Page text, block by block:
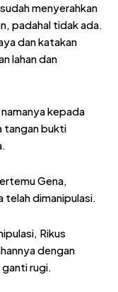
menyerahkan
padahal tidak ada.
dan katakan
lahan dan
kepada
tangan bukti
Gena,
telah dimanipulasi.
Rikus
dengan
rugi.